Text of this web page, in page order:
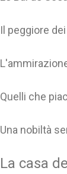
Il peggiore
Quelli che
Una nobiltà
La casa